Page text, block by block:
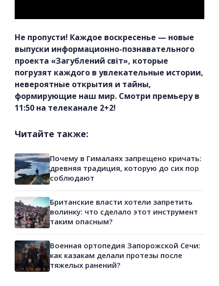
Не пропусти! Каждое воскресенье — новые
выпуски информационно-познавательного
проекта «Загублений світ», которые
погрузят каждого в увлекательные истории,
невероятные открытия и тайны,
формирующие наш мир. Смотри премьеру в
11:50 на телеканале 2+2!
Читайте также:
Почему в Гималаях запрещено кричать:
древняя традиция, которую до сих пор
соблюдают
Британские власти хотели запретить
волинку: что сделало этот инструмент
таким опасным?
Военная ортопедия Запорожской Сечи:
как казакам делали протезы после
тяжелых ранений?